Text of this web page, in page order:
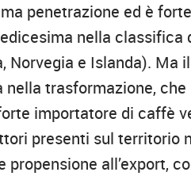
penetrazione ed è
nella
Norvegia e Islanda). Ma
nella trasformazione,
importatore di caffè
presenti sul territorio
all’export,